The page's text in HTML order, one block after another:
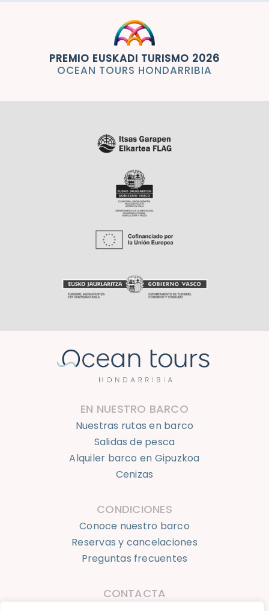
PREMIO EUSKADI TURISMO 2026
OCEAN TOURS HONDARRIBIA
EN NUESTRO BARCO
Nuestras rutas en barco
Salidas de pesca
Alquiler barco en Gipuzkoa
Cenizas
CONDICIONES
Conoce nuestro barco
Reservas y cancelaciones
Preguntas frecuentes
CONTACTA